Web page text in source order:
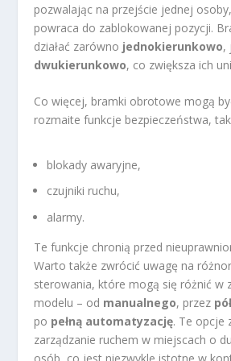
pozwalając na przejście jednej
powraca do zablokowanej pozycji.
działać zarówno jednokierunkowo,
dwukierunkowo, co zwiększa ich
Co więcej, bramki obrotowe mogą
rozmaite funkcje bezpieczeństwa,
blokady awaryjne,
czujniki ruchu,
alarmy.
Te funkcje chronią przed
Warto także zwrócić uwagę na
sterowania, które mogą się różnić w
modelu – od manualnego, przez
po pełną automatyzację. Te opcje
zarządzanie ruchem w miejscach o